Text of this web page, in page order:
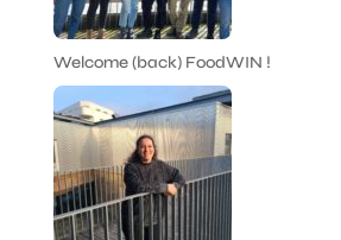
Welcome (back) FoodWIN !